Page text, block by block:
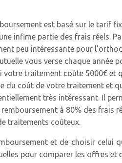
est basé sur le tarif
infime partie des frais réels.
peu intéressante pour
vous verse chaque année
traitement coûte 5000€
du coût de votre traitement et
très intéressant. Il
à 80% des
traitements coûteux.
et de choisir celui
pour comparer les offres et